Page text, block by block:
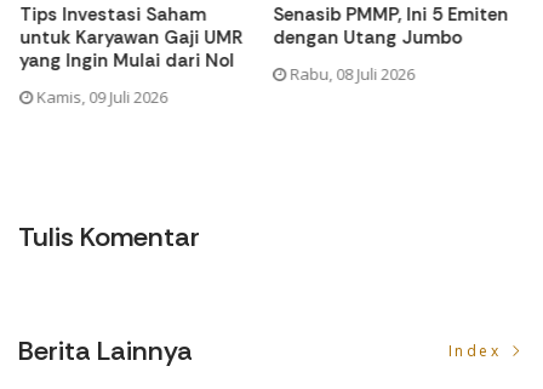
Tips Investasi Saham
untuk Karyawan Gaji UMR
yang Ingin Mulai dari Nol
Kamis, 09 Juli 2026
Senasib PMMP, Ini 5 Emiten
dengan Utang Jumbo
Rabu, 08 Juli 2026
Tulis Komentar
Berita Lainnya Index